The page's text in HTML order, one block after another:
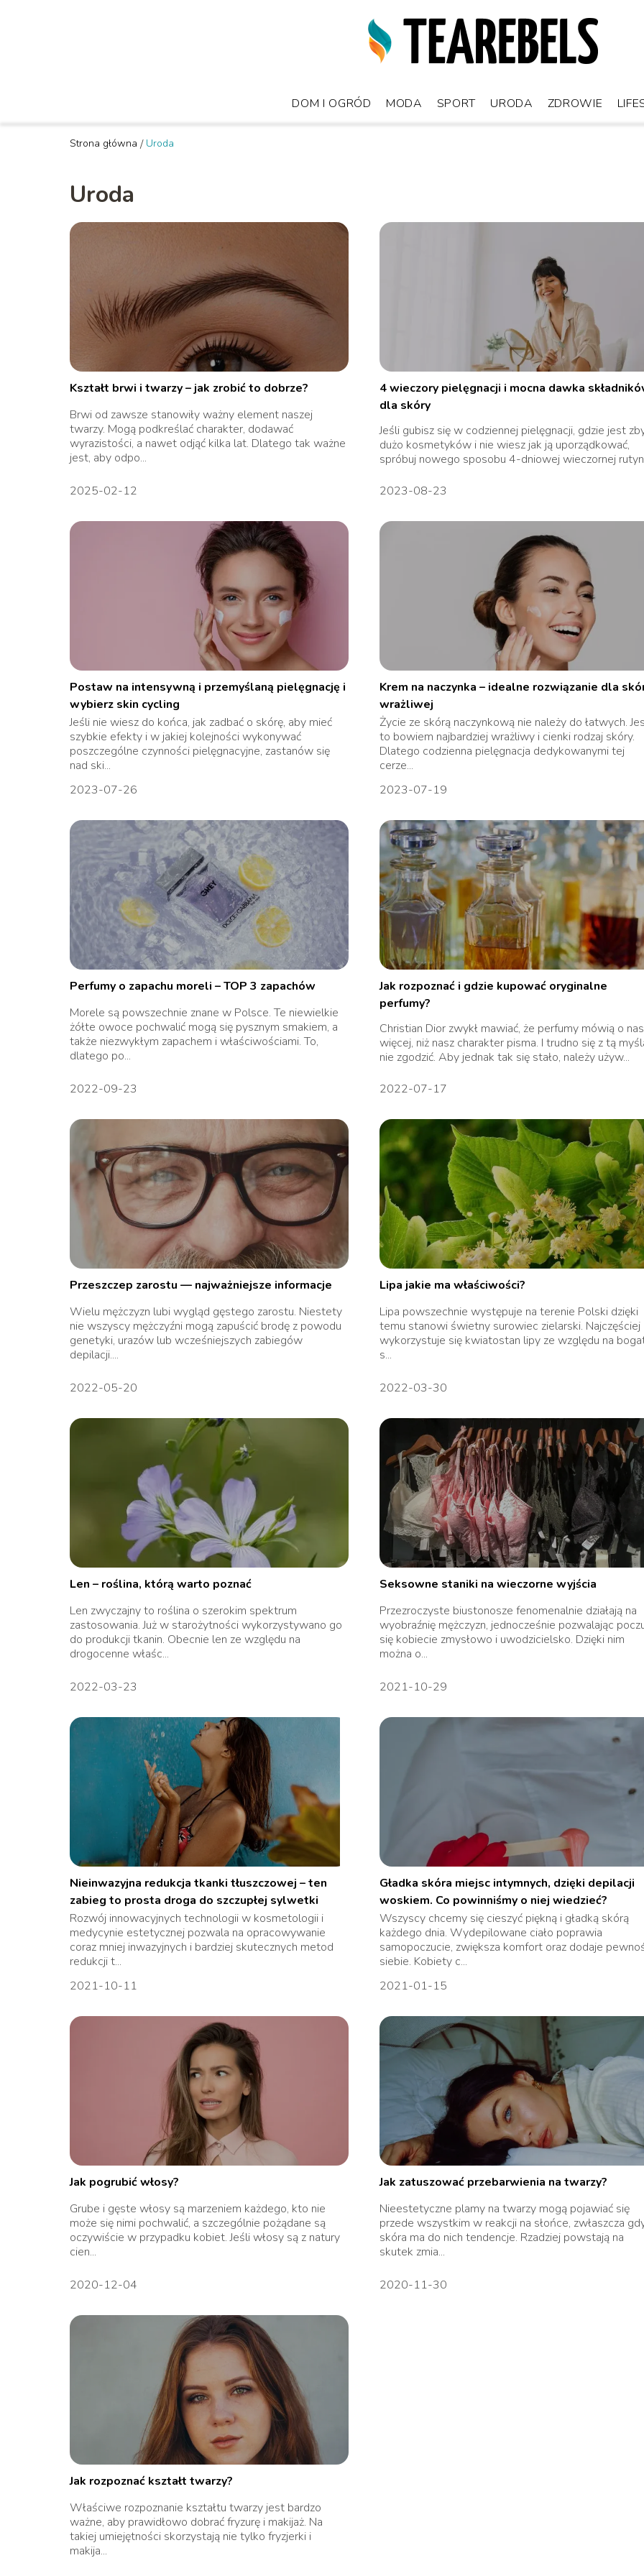
DOM I OGRÓD MODA SPORT URODA ZDROWIE
Strona główna / Uroda
Uroda
Kształt brwi i twarzy – jak zrobić to dobrze?
Brwi od zawsze stanowiły ważny element naszej
twarzy. Mogą podkreślać charakter, dodawać
wyrazistości, a nawet odjąć kilka lat. Dlatego tak ważne
jest, aby odpo...
2025-02-12
4 wieczory pielęgnacji i mocna dawka
dla skóry
Jeśli gubisz się w codziennej pielęgnacji, gdzie jest
dużo kosmetyków i nie wiesz jak ją uporządkować,
spróbuj nowego sposobu 4-dniowej wieczornej
2023-08-23
Postaw na intensywną i przemyślaną pielęgnację i
wybierz skin cycling
Jeśli nie wiesz do końca, jak zadbać o skórę, aby mieć
szybkie efekty i w jakiej kolejności wykonywać
poszczególne czynności pielęgnacyjne, zastanów się
nad ski...
2023-07-26
Krem na naczynka – idealne rozwiązanie dla
wrażliwej
Życie ze skórą naczynkową nie należy do łatwych.
to bowiem najbardziej wrażliwy i cienki rodzaj skóry.
Dlatego codzienna pielęgnacja dedykowanymi tej
cerze...
2023-07-19
Perfumy o zapachu moreli – TOP 3 zapachów
Morele są powszechnie znane w Polsce. Te niewielkie
żółte owoce pochwalić mogą się pysznym smakiem, a
także niezwykłym zapachem i właściwościami. To,
dlatego po...
2022-09-23
Jak rozpoznać i gdzie kupować oryginalne
perfumy?
Christian Dior zwykł mawiać, że perfumy mówią o nas
więcej, niż nasz charakter pisma. I trudno się z tą
nie zgodzić. Aby jednak tak się stało, należy używ...
2022-07-17
Przeszczep zarostu — najważniejsze informacje
Wielu mężczyzn lubi wygląd gęstego zarostu. Niestety
nie wszyscy mężczyźni mogą zapuścić brodę z powodu
genetyki, urazów lub wcześniejszych zabiegów
depilacji....
2022-05-20
Lipa jakie ma właściwości?
Lipa powszechnie występuje na terenie Polski dzięki
temu stanowi świetny surowiec zielarski. Najczęściej
wykorzystuje się kwiatostan lipy ze względu na
s...
2022-03-30
Len – roślina, którą warto poznać
Len zwyczajny to roślina o szerokim spektrum
zastosowania. Już w starożytności wykorzystywano go
do produkcji tkanin. Obecnie len ze względu na
drogocenne właśc...
2022-03-23
Seksowne staniki na wieczorne wyjścia
Przezroczyste biustonosze fenomenalnie działają na
wyobraźnię mężczyzn, jednocześnie pozwalając
się kobiecie zmysłowo i uwodzicielsko. Dzięki nim
można o...
2021-10-29
Nieinwazyjna redukcja tkanki tłuszczowej – ten
zabieg to prosta droga do szczupłej sylwetki
Rozwój innowacyjnych technologii w kosmetologii i
medycynie estetycznej pozwala na opracowywanie
coraz mniej inwazyjnych i bardziej skutecznych metod
redukcji t...
2021-10-11
Gładka skóra miejsc intymnych, dzięki depilacji
woskiem. Co powinniśmy o niej wiedzieć?
Wszyscy chcemy się cieszyć piękną i gładką skórą
każdego dnia. Wydepilowane ciało poprawia
samopoczucie, zwiększa komfort oraz dodaje
siebie. Kobiety c...
2021-01-15
Jak pogrubić włosy?
Grube i gęste włosy są marzeniem każdego, kto nie
może się nimi pochwalić, a szczególnie pożądane są
oczywiście w przypadku kobiet. Jeśli włosy są z natury
cien...
2020-12-04
Jak zatuszować przebarwienia na twarzy?
Nieestetyczne plamy na twarzy mogą pojawiać się
przede wszystkim w reakcji na słońce, zwłaszcza
skóra ma do nich tendencje. Rzadziej powstają na
skutek zmia...
2020-11-30
Jak rozpoznać kształt twarzy?
Właściwe rozpoznanie kształtu twarzy jest bardzo
ważne, aby prawidłowo dobrać fryzurę i makijaż. Na
takiej umiejętności skorzystają nie tylko fryzjerki i
makija...